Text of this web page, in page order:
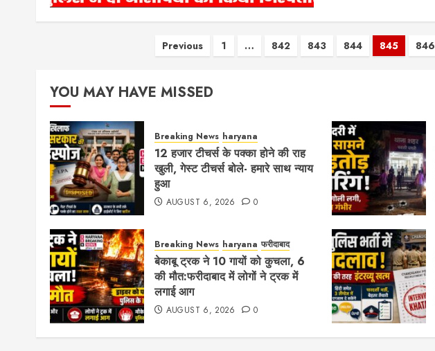
Posts
Previous 1 … 842 843 844 845 846
YOU MAY HAVE MISSED
Breaking News haryana
12 हजार टीचर्स के पक्का होने की राह
खुली, गेस्ट टीचर्स बोले- हमारे साथ न्याय
हुआ
AUGUST 6, 2026 0
Breaking News haryana फरीदाबाद
बेकाबू ट्रक ने 10 गायों को कुचला, 6
की मौत:फरीदाबाद में लोगों ने ट्रक में
लगाई आग
AUGUST 6, 2026 0